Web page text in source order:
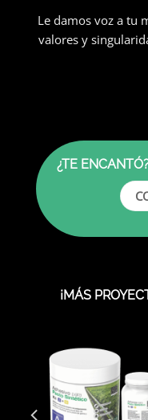
Le damos voz a tu
valores y
¿TE
¡MÁS